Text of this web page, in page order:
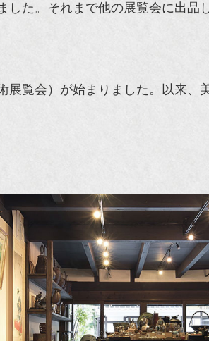
した。それまで他の展覧会に出品
展覧会）が始まりました。以来